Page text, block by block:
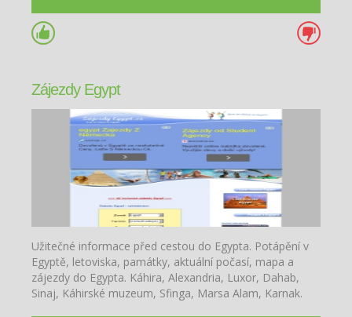
Zájezdy Egypt
Užitečné informace před cestou do Egypta. Potápění v
Egyptě, letoviska, památky, aktuální počasí, mapa a
zájezdy do Egypta. Káhira, Alexandria, Luxor, Dahab,
Sinaj, Káhirské muzeum, Sfinga, Marsa Alam, Karnak.